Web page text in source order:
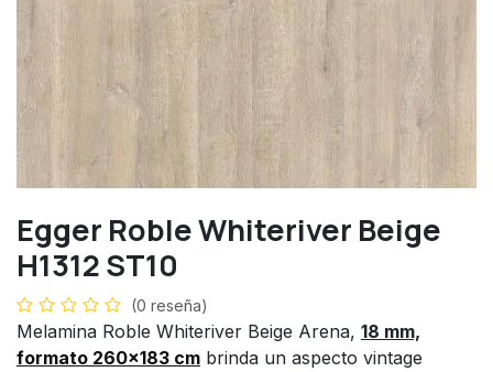
Egger Roble Whiteriver Beige
H1312 ST10
(0 reseña)
Melamina Roble Whiteriver Beige Arena, 18 mm,
formato 260x183 cm brinda un aspecto vintage